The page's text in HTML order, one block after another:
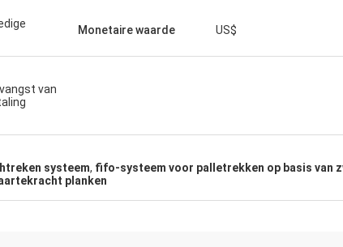
Monetaire waarde US$
van
systeem, fifo-systeem voor palletrekken op basis van
planken